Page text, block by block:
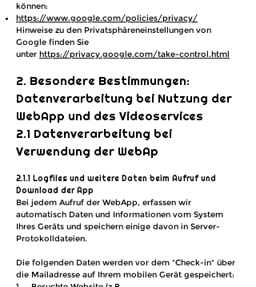
können:
https://www.google.com/policies/privacy/
Hinweise zu den Privatsphäreneinstellungen von
Google finden Sie
unter https://privacy.google.com/take-control.html
2. Besondere Bestimmungen:
Datenverarbeitung bei Nutzung der
WebApp und des Videoservices
2.1 Datenverarbeitung bei
Verwendung der WebAp
2.1.1 Logfiles und weitere Daten beim Aufruf und
Download der App
Bei jedem Aufruf der WebApp, erfassen wir
automatisch Daten und Informationen vom System
Ihres Geräts und speichern einige davon in Server-
Protokolldateien.
Die folgenden Daten werden vor dem "Check-in" über
die Mailadresse auf Ihrem mobilen Gerät gespeichert: